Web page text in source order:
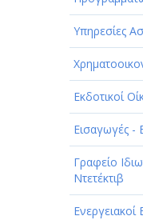
ΦΑΓΗΤΟ
Υπηρεσίες
Εκδοτικοί
Εισαγωγές -
Γραφείο
Ντετέκτιβ
Ενεργειακοί